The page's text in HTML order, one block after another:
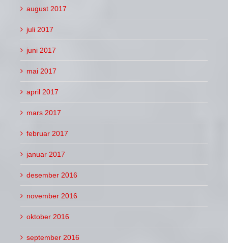
august 2017
juli 2017
juni 2017
mai 2017
april 2017
mars 2017
februar 2017
januar 2017
desember 2016
november 2016
oktober 2016
september 2016